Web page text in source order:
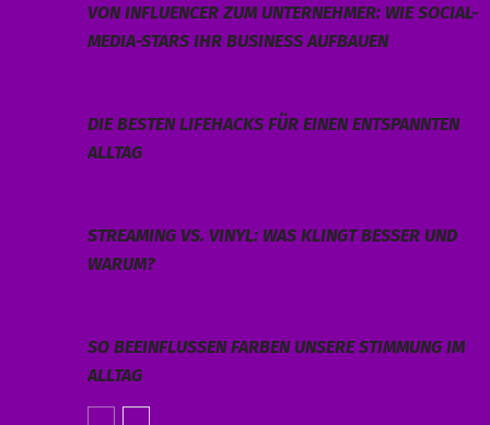
VON INFLUENCER ZUM UNTERNEHMER: WIE SOCIAL-
MEDIA-STARS IHR BUSINESS AUFBAUEN
DIE BESTEN LIFEHACKS FÜR EINEN ENTSPANNTEN
ALLTAG
STREAMING VS. VINYL: WAS KLINGT BESSER UND
WARUM?
SO BEEINFLUSSEN FARBEN UNSERE STIMMUNG IM
ALLTAG